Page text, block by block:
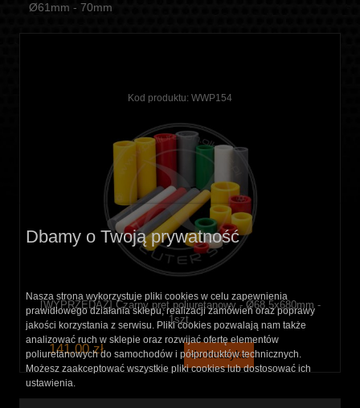
Ø61mm - 70mm
Kod produktu: WWP154
[WYPRZEDAŻ] Czarny pręt poliuretanowy - Ø68,5x680mm -
1szt.
141,00 zł do koszyka
Dbamy o Twoją prywatność
Nasza strona wykorzystuje pliki cookies w celu zapewnienia
prawidłowego działania sklepu, realizacji zamówień oraz poprawy
jakości korzystania z serwisu. Pliki cookies pozwalają nam także
analizować ruch w sklepie oraz rozwijać ofertę elementów
poliuretanowych do samochodów i półproduktów technicznych.
Możesz zaakceptować wszystkie pliki cookies lub dostosować ich
ustawienia.